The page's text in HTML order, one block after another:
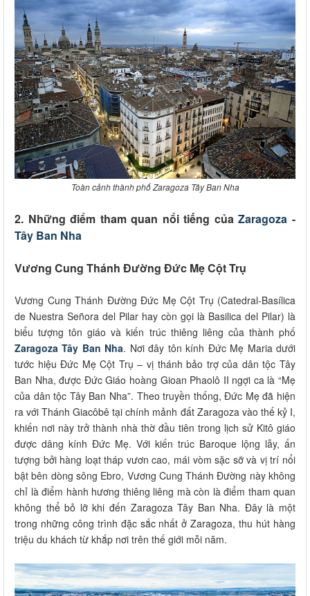
Toàn cảnh thành phố Zaragoza Tây Ban Nha
2. Những điểm tham quan nổi tiếng củaZaragoza -
Tây Ban Nha
Vương Cung Thánh Đường Đức Mẹ Cột Trụ
Vương Cung Thánh Đường Đức Mẹ Cột Trụ (Catedral-Basílica
de Nuestra Señora del Pilar hay còn gọi là Basilica del Pilar) là
biểu tượng tôn giáo và kiến trúc thiêng liêng của thành phố
Zaragoza Tây Ban Nha. Nơi đây tôn kính Đức Mẹ Maria dưới
tước hiệu Đức Mẹ Cột Trụ – vị thánh bảo trợ của dân tộc Tây
Ban Nha, được Đức Giáo hoàng Gioan Phaolô II ngợi ca là “Mẹ
của dân tộc Tây Ban Nha”. Theo truyền thống, Đức Mẹ đã hiện
ra với Thánh Giacôbê tại chính mảnh đất Zaragoza vào thế kỷ I,
khiến nơi này trở thành nhà thờ đầu tiên trong lịch sử Kitô giáo
được dâng kính Đức Mẹ. Với kiến trúc Baroque lộng lẫy, ấn
tượng bởi hàng loạt tháp vươn cao, mái vòm sặc sỡ và vị trí nổi
bật bên dòng sông Ebro, Vương Cung Thánh Đường này không
chỉ là điểm hành hương thiêng liêng mà còn là điểm tham quan
không thể bỏ lỡ khi đến Zaragoza Tây Ban Nha. Đây là một
trong những công trình đặc sắc nhất ở Zaragoza, thu hút hàng
triệu du khách từ khắp nơi trên thế giới mỗi năm.